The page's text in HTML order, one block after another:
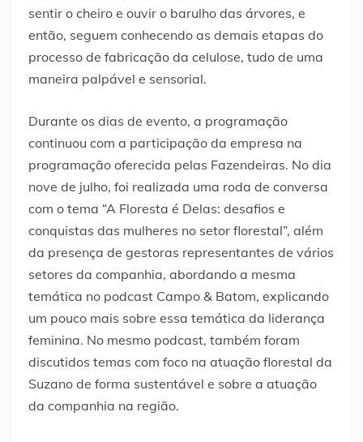
sentir o cheiro e ouvir o barulho das árvores, e
então, seguem conhecendo as demais etapas do
processo de fabricação da celulose, tudo de uma
maneira palpável e sensorial.
Durante os dias de evento, a programação
continuou com a participação da empresa na
programação oferecida pelas Fazendeiras. No dia
nove de julho, foi realizada uma roda de conversa
com o tema “A Floresta é Delas: desafios e
conquistas das mulheres no setor florestal”, além
da presença de gestoras representantes de vários
setores da companhia, abordando a mesma
temática no podcast Campo & Batom, explicando
um pouco mais sobre essa temática da liderança
feminina. No mesmo podcast, também foram
discutidos temas com foco na atuação florestal da
Suzano de forma sustentável e sobre a atuação
da companhia na região.